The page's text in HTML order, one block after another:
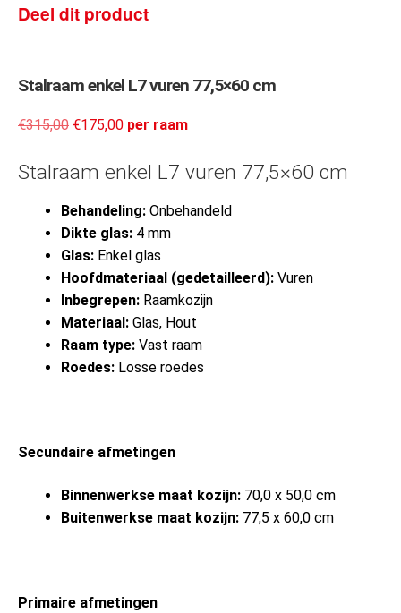
Deel dit product
Stalraam enkel L7 vuren 77,5×60 cm
€315,00 €175,00 per raam
Stalraam enkel L7 vuren 77,5×60 cm
Behandeling: Onbehandeld
Dikte glas: 4 mm
Glas: Enkel glas
Hoofdmateriaal (gedetailleerd): Vuren
Inbegrepen: Raamkozijn
Materiaal: Glas, Hout
Raam type: Vast raam
Roedes: Losse roedes
Secundaire afmetingen
Binnenwerkse maat kozijn: 70,0 x 50,0 cm
Buitenwerkse maat kozijn: 77,5 x 60,0 cm
Primaire afmetingen